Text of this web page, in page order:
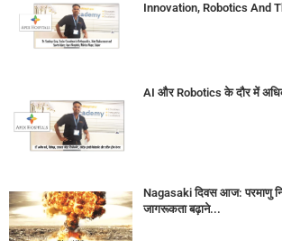
Innovation, Robotics And
AI और Robotics के दौर में
Nagasaki दिवस आज: परमाणु
जागरूकता बढ़ाने...